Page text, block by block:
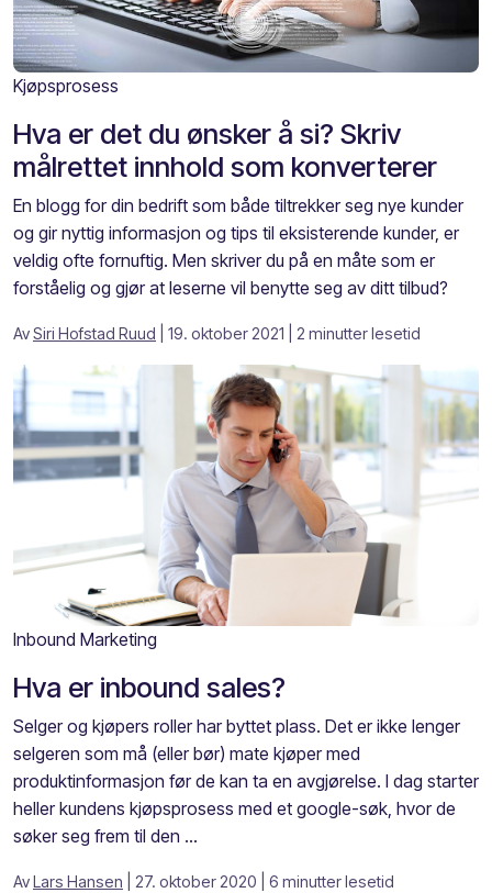
Kjøpsprosess
Hva er det du ønsker å si? Skriv
målrettet innhold som konverterer
En blogg for din bedrift som både tiltrekker seg nye kunder
og gir nyttig informasjon og tips til eksisterende kunder, er
veldig ofte fornuftig. Men skriver du på en måte som er
forståelig og gjør at leserne vil benytte seg av ditt tilbud?
AvSiri Hofstad Ruud | 19. oktober 2021 | 2 minutter lesetid
Inbound Marketing
Hva er inbound sales?
Selger og kjøpers roller har byttet plass. Det er ikke lenger
selgeren som må (eller bør) mate kjøper med
produktinformasjon før de kan ta en avgjørelse. I dag starter
heller kundens kjøpsprosess med et google-søk, hvor de
søker seg frem til den ...
AvLars Hansen | 27. oktober 2020 | 6 minutter lesetid